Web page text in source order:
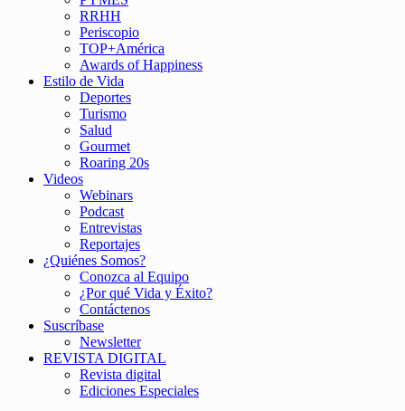
RRHH
Periscopio
TOP+América
Awards of Happiness
Estilo de Vida
Deportes
Turismo
Salud
Gourmet
Roaring 20s
Videos
Webinars
Podcast
Entrevistas
Reportajes
¿Quiénes Somos?
Conozca al Equipo
¿Por qué Vida y Éxito?
Contáctenos
Suscríbase
Newsletter
REVISTA DIGITAL
Revista digital
Ediciones Especiales